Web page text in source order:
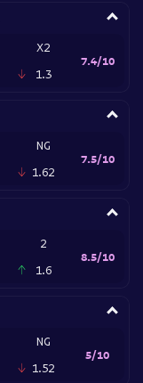
X2
1.3
7.4/10
NG
1.62
7.5/10
2
1.6
8.5/10
NG
1.52
5/10